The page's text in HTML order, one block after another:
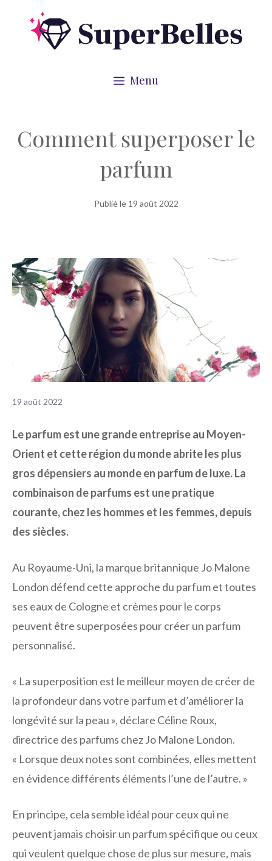
Menu
Comment superposer le
parfum
Publié le 19 août 2022
19 août 2022
Le parfum est une grande entreprise au Moyen-
Orient et cette région du monde abrite les plus
gros dépensiers au monde en parfum de luxe. La
combinaison de parfums est une pratique
courante, chez les hommes et les femmes, depuis
des siècles.
Au Royaume-Uni, la marque britannique Jo Malone
London défend cette approche du parfum et toutes
ses eaux de Cologne et crèmes pour le corps
peuvent être superposées pour créer un parfum
personnalisé.
« La superposition est le meilleur moyen de créer de
la profondeur dans votre parfum et d’améliorer la
longévité sur la peau », déclare Céline Roux,
directrice des parfums chez Jo Malone London.
« Lorsque deux notes sont combinées, elles mettent
en évidence différents éléments l’une de l’autre. »
En principe, cela semble idéal pour ceux qui ne
peuvent jamais choisir un parfum spécifique ou ceux
qui veulent quelque chose de plus sur mesure, mais